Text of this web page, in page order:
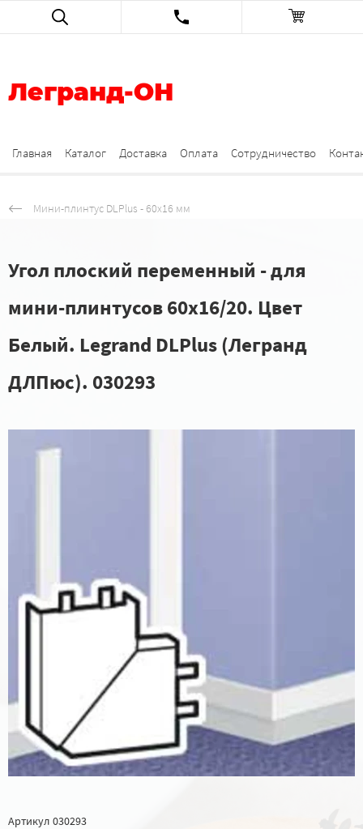
Легранд-ОН
Главная Каталог Доставка Оплата Сотрудничество
Мини-плинтус DLPlus - 60x16 мм
Угол плоский переменный - для
мини-плинтусов 60x16/20. Цвет
Белый. Legrand DLPlus (Легранд
ДЛПюс). 030293
Артикул 030293